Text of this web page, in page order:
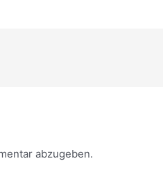
abzugeben.